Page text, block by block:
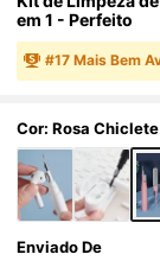
em 1 - Perfeito
#17 Mais Bem
Cor: Rosa Chiclete
Enviado De